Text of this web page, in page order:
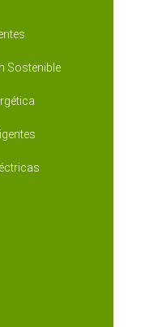
Sostenible